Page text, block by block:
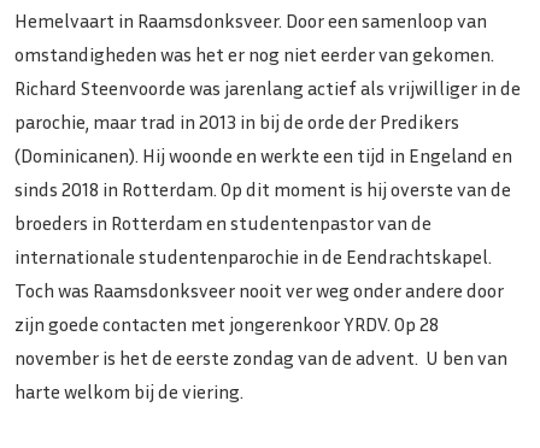
Hemelvaart in Raamsdonksveer. Door een samenloop van
omstandigheden was het er nog niet eerder van gekomen.
Richard Steenvoorde was jarenlang actief als vrijwilliger in de
parochie, maar trad in 2013 in bij de orde der Predikers
(Dominicanen). Hij woonde en werkte een tijd in Engeland en
sinds 2018 in Rotterdam. Op dit moment is hij overste van de
broeders in Rotterdam en studentenpastor van de
internationale studentenparochie in de Eendrachtskapel.
Toch was Raamsdonksveer nooit ver weg onder andere door
zijn goede contacten met jongerenkoor YRDV. Op 28
november is het de eerste zondag van de advent. U ben van
harte welkom bij de viering.